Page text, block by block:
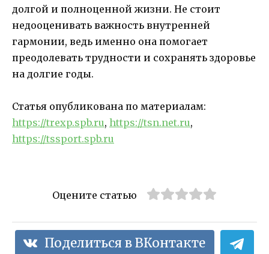
долгой и полноценной жизни. Не стоит
недооценивать важность внутренней
гармонии, ведь именно она помогает
преодолевать трудности и сохранять здоровье
на долгие годы.
Статья опубликована по материалам:
https://trexp.spb.ru, https://tsn.net.ru,
https://tssport.spb.ru
Оцените статью
Поделиться в ВКонтакте